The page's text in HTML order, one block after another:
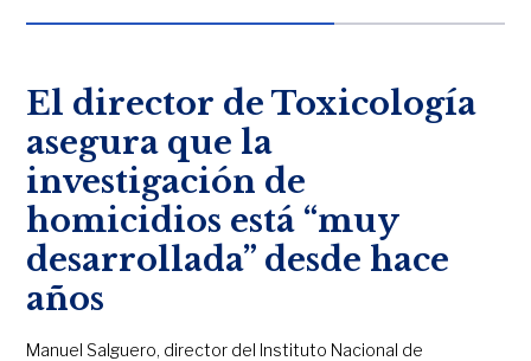
El director de Toxicología
asegura que la
investigación de
homicidios está “muy
desarrollada” desde hace
años
Manuel Salguero, director del Instituto Nacional de